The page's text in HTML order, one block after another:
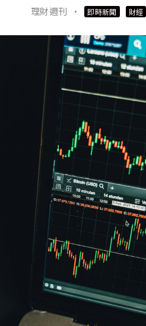
理財週刊 · 即時新聞 財經